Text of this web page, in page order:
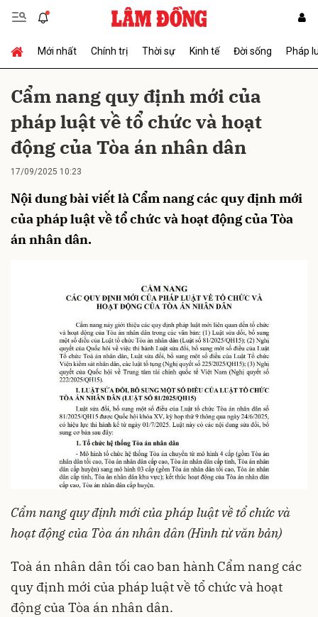
Mới nhất Chính trị Thời sự Kinh tế Đời sống Pháp
Cẩm nang quy định mới của
pháp luật về tổ chức và hoạt
động của Tòa án nhân dân
17/09/2025 10:23
Nội dung bài viết là Cẩm nang các quy định mới
của pháp luật về tổ chức và hoạt động của Tòa
án nhân dân.
Cẩm nang quy định mới của pháp luật về tổ chức và
hoạt động của Tòa án nhân dân (Hình từ văn bản)
Toà án nhân dân tối cao ban hành Cẩm nang các
quy định mới của pháp luật về tổ chức và hoạt
động của Tòa án nhân dân.
Gửi bình luận
Hủy Gửi